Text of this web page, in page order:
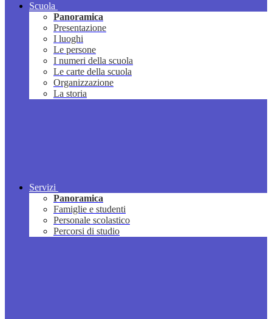
Scuola
Panoramica
Presentazione
I luoghi
Le persone
I numeri della scuola
Le carte della scuola
Organizzazione
La storia
Servizi
Panoramica
Famiglie e studenti
Personale scolastico
Percorsi di studio